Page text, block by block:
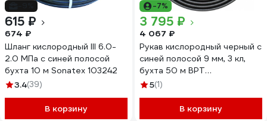
615 ₽
674 ₽
Шланг кислородный III 6.0-
2.0 МПа с синей полосой
бухта 10 м Sonatex 103242
3.4(39)
В корзину
-7%
3 795 ₽
4 067 ₽
Рукав кислородный черный с
синей полосой 9 мм, 3 кл,
бухта 50 м ВРТ
DK.1163.01702
5(1)
В корзину